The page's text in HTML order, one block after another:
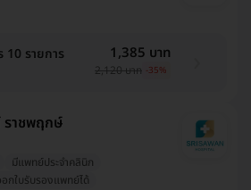
รายการ
1,385 บาท
2,120 บาท -35%
ราชพฤกษ์
มีแพทย์ประจำคลินิก
กใบรับรองแพทย์ได้